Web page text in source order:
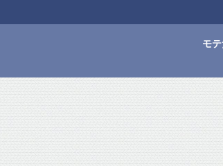
モ